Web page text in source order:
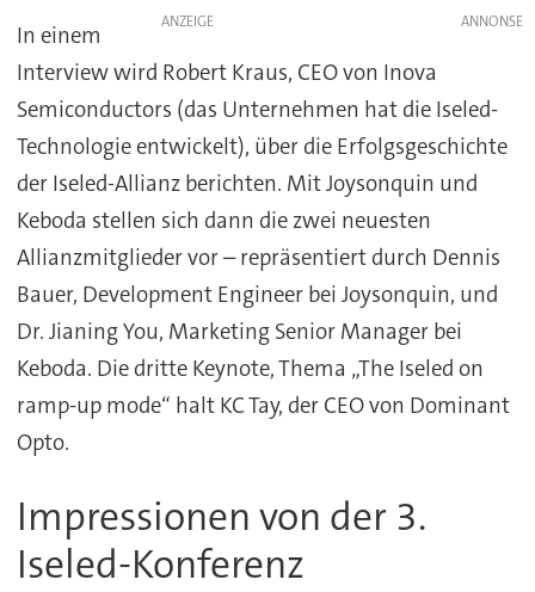
ANZEIGE
In einem
Interview wird Robert Kraus, CEO von Inova
Semiconductors (das Unternehmen hat die Iseled-
Technologie entwickelt), über die Erfolgsgeschichte
der Iseled-Allianz berichten. Mit Joysonquin und
Keboda stellen sich dann die zwei neuesten
Allianzmitglieder vor – repräsentiert durch Dennis
Bauer, Development Engineer bei Joysonquin, und
Dr. Jianing You, Marketing Senior Manager bei
Keboda. Die dritte Keynote, Thema „The Iseled on
ramp-up mode“ halt KC Tay, der CEO von Dominant
Opto.
Impressionen von der 3.
Iseled-Konferenz